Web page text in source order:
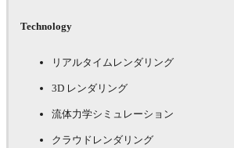
Technology
リアルタイムレンダリング
3D レンダリング
流体力学シミュレーション
クラウドレンダリング